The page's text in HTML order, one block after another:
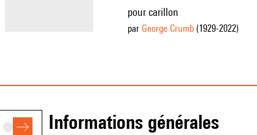
pour carillon
par George Crumb(1929-2022)
informations générales